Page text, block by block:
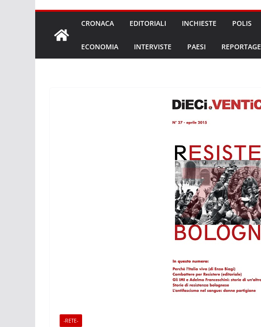
CRONACA EDITORIALI INCHIESTE POLIS
ECONOMIA INTERVISTE PAESI REPORTAGE
-RETE-